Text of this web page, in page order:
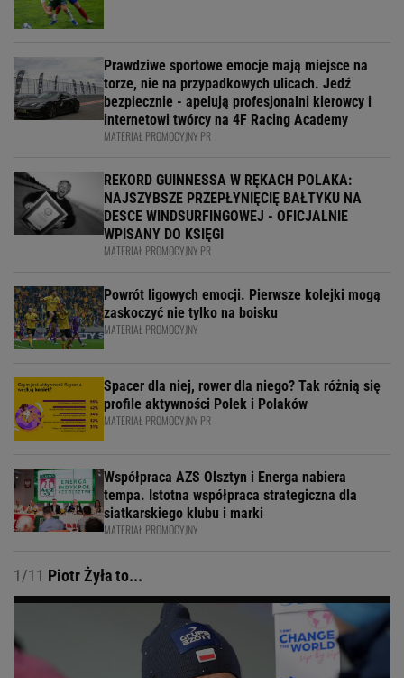
Prawdziwe sportowe emocje mają miejsce na
torze, nie na przypadkowych ulicach. Jedź
bezpiecznie - apelują profesjonalni kierowcy i
internetowi twórcy na 4F Racing Academy
MATERIAŁ PROMOCYJNY PR
REKORD GUINNESSA W RĘKACH POLAKA:
NAJSZYBSZE PRZEPŁYNIĘCIĘ BAŁTYKU NA
DESCE WINDSURFINGOWEJ - OFICJALNIE
WPISANY DO KSIĘGI
MATERIAŁ PROMOCYJNY PR
Powrót ligowych emocji. Pierwsze kolejki mogą
zaskoczyć nie tylko na boisku
MATERIAŁ PROMOCYJNY
Spacer dla niej, rower dla niego? Tak różnią się
profile aktywności Polek i Polaków
MATERIAŁ PROMOCYJNY PR
Współpraca AZS Olsztyn i Energa nabiera
tempa. Istotna współpraca strategiczna dla
siatkarskiego klubu i marki
MATERIAŁ PROMOCYJNY
1/11 Piotr Żyła to...